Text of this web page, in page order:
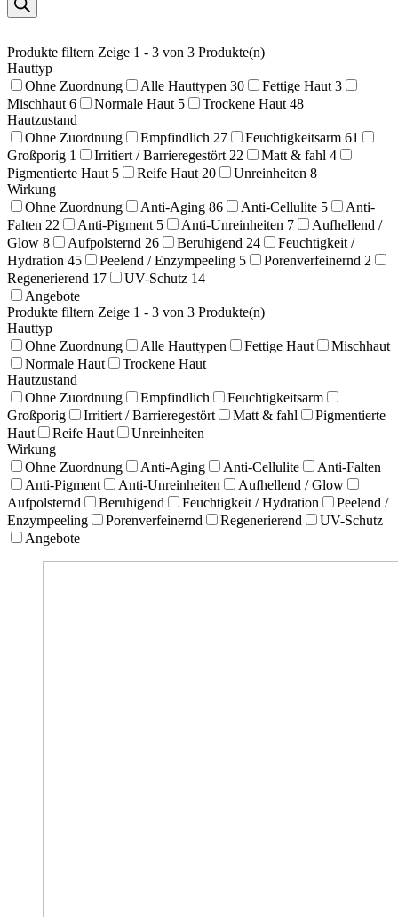
Produkte filtern Zeige 1 - 3 von 3 Produkte(n)
Hauttyp
Ohne Zuordnung
Alle Hauttypen 30 Fettige Haut 3
Mischhaut 6 Normale Haut 5 Trockene Haut 48
Hautzustand
Ohne Zuordnung
Empfindlich 27 Feuchtigkeitsarm 61
Großporig 1 Irritiert / Barrieregestört 22 Matt & fahl 4
Pigmentierte Haut 5 Reife Haut 20 Unreinheiten 8
Wirkung
Ohne Zuordnung
Anti-Aging 86 Anti-Cellulite 5
Anti-
Falten 22 Anti-Pigment 5 Anti-Unreinheiten 7
Aufhellend /
Glow 8 Aufpolsternd 26 Beruhigend 24
Feuchtigkeit /
Hydration 45 Peelend / Enzympeeling 5 Porenverfeinernd 2
Regenerierend 17 UV-Schutz 14
Angebote
Produkte filtern Zeige 1 - 3 von 3 Produkte(n)
Hauttyp
Ohne Zuordnung
Alle Hauttypen Fettige Haut
Mischhaut
Normale Haut
Trockene Haut
Hautzustand
Ohne Zuordnung
Empfindlich
Feuchtigkeitsarm
Großporig
Irritiert / Barrieregestört Matt & fahl
Pigmentierte
Haut
Reife Haut
Unreinheiten
Wirkung
Ohne Zuordnung
Anti-Aging Anti-Cellulite
Anti-Falten
Anti-Pigment
Anti-Unreinheiten
Aufhellend / Glow
Aufpolsternd
Beruhigend Feuchtigkeit / Hydration
Peelend /
Enzympeeling
Porenverfeinernd Regenerierend
UV-Schutz
Angebote